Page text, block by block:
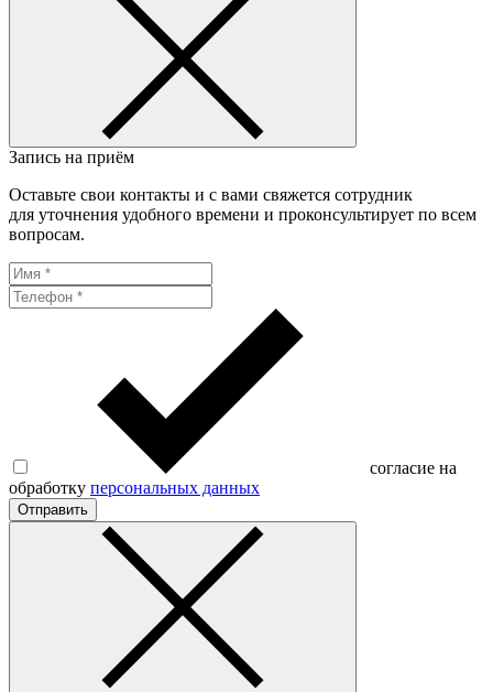
Запись на приём
Оставьте свои контакты и с вами свяжется сотрудник
для уточнения удобного времени и проконсультирует по всем
вопросам.
согласие на
обработку персональных данных
Отправить